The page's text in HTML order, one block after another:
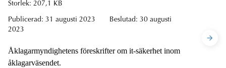
Storlek: 207,1 KB
Publicerad: 31 augusti 2023 Beslutad: 30 augusti
2023
Åklagarmyndighetens föreskrifter om it-säkerhet inom
åklagarväsendet.